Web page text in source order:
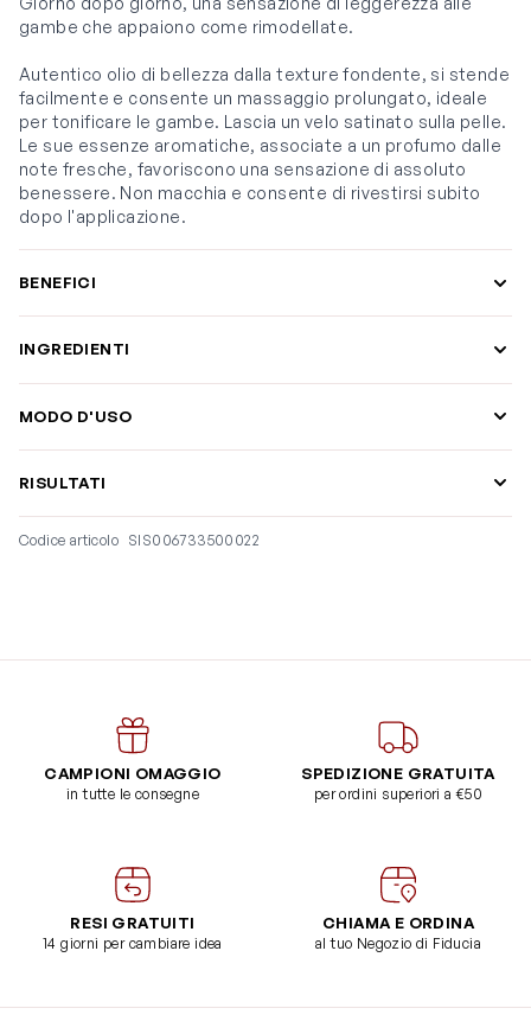
gambe che appaiono come rimodellate.
Autentico olio di bellezza dalla texture fondente, si stende
facilmente e consente un massaggio prolungato, ideale
per tonificare le gambe. Lascia un velo satinato sulla pelle.
Le sue essenze aromatiche, associate a un profumo dalle
note fresche, favoriscono una sensazione di assoluto
benessere. Non macchia e consente di rivestirsi subito
dopo l'applicazione.
BENEFICI
INGREDIENTI
MODO D'USO
RISULTATI
Codice articolo SIS006733500022
CAMPIONI OMAGGIO
in tutte le consegne
SPEDIZIONE GRATUITA
per ordini superiori a €50
RESI GRATUITI
14 giorni per cambiare idea
CHIAMA E ORDINA
al tuo Negozio di Fiducia